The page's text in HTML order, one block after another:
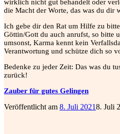
wirklich nicht gut behandelt oder
die Macht der Worte, das was du dir
Ich gebe dir den Rat um Hilfe zu
Göttin/Gott du auch anrufst, so bitte
umsonst, Karma kennt kein
Verantwortung und schütze dich so
Bedenke zu jeder Zeit: Das was du
zurück!
Zauber für gutes Gelingen
Veröffentlicht am 8. Juli 20218. Juli